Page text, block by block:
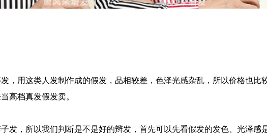
，用这类人发制作成的假发，品相较差，色泽光感杂乱，所以价格也比
高档真发假发卖。
发，所以我们判断是不是好的辫发，首先可以先看假发的发色、光泽感